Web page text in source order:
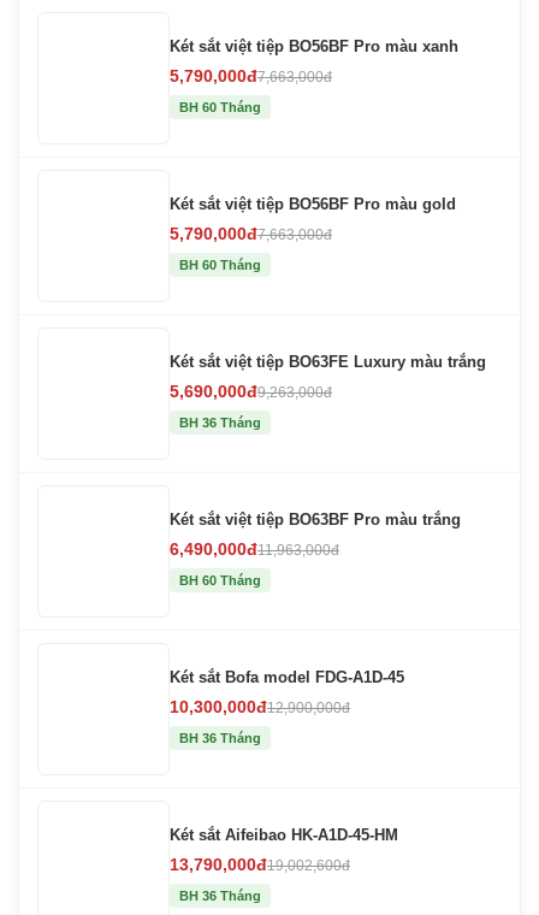
Két sắt việt tiệp BO56BF Pro màu xanh
5,790,000đ7,663,000đ
BH 60 Tháng
Két sắt việt tiệp BO56BF Pro màu gold
5,790,000đ7,663,000đ
BH 60 Tháng
Két sắt việt tiệp BO63FE Luxury màu trắng
5,690,000đ9,263,000đ
BH 36 Tháng
Két sắt việt tiệp BO63BF Pro màu trắng
6,490,000đ11,963,000đ
BH 60 Tháng
Két sắt Bofa model FDG-A1D-45
10,300,000đ12,900,000đ
BH 36 Tháng
Két sắt Aifeibao HK-A1D-45-HM
13,790,000đ19,002,600đ
BH 36 Tháng